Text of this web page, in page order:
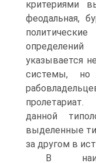
критериями
феодальная,
указывается
системы,
пролетариат.
данной
выделенные
за другом в
В